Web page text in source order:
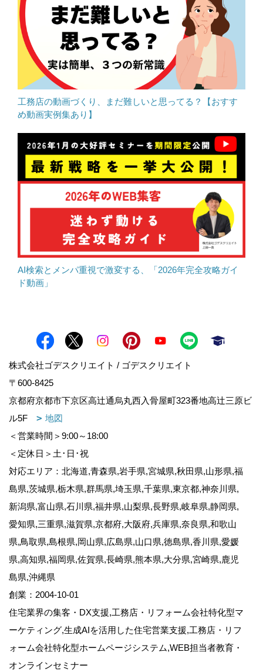
工務店の動画づくり、まだ難しいと思ってる？【おすす
め動画実例集あり】
AI検索とメンパ重視で激変する、「2026年完全攻略ガイ
ド動画」
株式会社ゴデスクリエイト / ゴデスクリエイト
〒600-8425
京都府京都市下京区高辻通烏丸西入骨屋町323番地高辻三原ビ
ル5F
地図
＜営業時間＞9:00～18:00
＜定休日＞土･日･祝
対応エリア：北海道,青森県,岩手県,宮城県,秋田県,山形県,福
島県,茨城県,栃木県,群馬県,埼玉県,千葉県,東京都,神奈川県,
新潟県,富山県,石川県,福井県,山梨県,長野県,岐阜県,静岡県,
愛知県,三重県,滋賀県,京都府,大阪府,兵庫県,奈良県,和歌山
県,鳥取県,島根県,岡山県,広島県,山口県,徳島県,香川県,愛媛
県,高知県,福岡県,佐賀県,長崎県,熊本県,大分県,宮崎県,鹿児
島県,沖縄県
創業：2004-10-01
住宅業界の集客・DX支援,工務店・リフォーム会社特化型マ
ーケティング,生成AIを活用した住宅営業支援,工務店・リフ
ォーム会社特化型ホームページシステム,WEB担当者教育・
オンラインセミナー